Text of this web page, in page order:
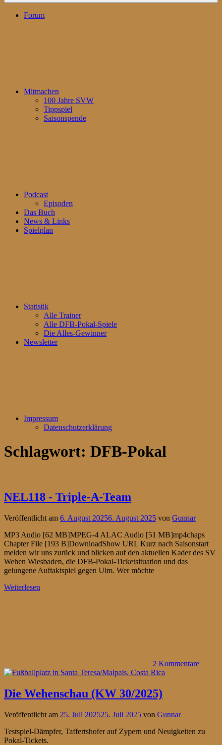
Forum
Mitmachen
100 Jahre SVW
Tippspiel
Saisonspende
Podcast
Episoden
Das Buch
News & Links
Spielplan
Statistik
Alle Trainer
Alle DFB-Pokal-Spiele
Die Alles-Gewinner
Newsletter
Impressum
Datenschutzerklärung
Schlagwort: DFB-Pokal
NEL118 - Triple-A-Team
Veröffentlicht am 6. August 20256. August 2025 von Gunnar
MP3 Audio [62 MB]MPEG-4 ALAC Audio [51 MB]mp4chaps
Chapter File [193 B]DownloadShow URL Kurz nach Saisonstart
melden wir uns zurück und blicken auf den aktuellen Kader des SV
Wehen Wiesbaden, die DFB-Pokal-Ticketsituation und das
gelungene Auftaktspiel gegen Ulm. Wer möchte
Weiterlesen
2 Kommentare
Die Wehenschau (KW 30/2025)
Veröffentlicht am 25. Juli 202525. Juli 2025 von Gunnar
Testspiel-Dämpfer, Taffertshofer auf Zypern und Neuigkeiten zu
Pokal-Tickets.